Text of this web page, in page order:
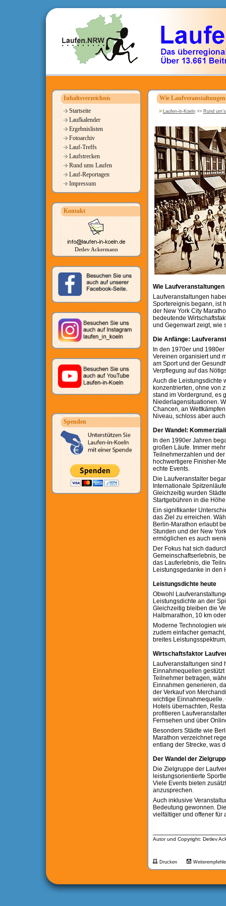
Inhaltsverzeichnis
Startseite
Laufkalender
Ergebnislisten
Fotoarchiv
Lauf-Treffs
Laufstrecken
Rund ums Laufen
Lauf-Reportagen
Impressum
Kontakt
Detlev Ackermann
Spenden
Wie
Laufen-in-Koeln>> Rund
Wie
Laufveranstaltungen
Sportereignis begann, ist
der New York City
bedeutende
und Gegenwart zeigt, wie
Die Anfänge:
In den 1970er und
Vereinen organisiert und
am Sport und der
Verpflegung auf das
Auch die Leistungsdichte
konzentrierten, ohne von
stand im Vordergrund, es
Niederlagensituationen.
Chancen, an
Niveau, schloss aber
Der Wandel:
In den 1990er Jahren
großen Läufe. Immer
Teilnehmerzahlen und
hochwertigere Finisher-
echte Events.
Die Laufveranstalter
Internationale
Gleichzeitig wurden
Startgebühren in die
Ein signifikanter
das Ziel zu erreichen.
Berlin-Marathon erlaubt
Stunden und der New
ermöglichen es auch
Der Fokus hat sich
Gemeinschaftserlebnis,
das Lauferlebnis, die
Leistungsgedanke in den
Leistungsdichte heute
Obwohl
Leistungsdichte an der
Gleichzeitig bleiben die
Halbmarathon, 10 km
Moderne Technologien
zudem einfacher
breites
Wirtschaftsfaktor
Laufveranstaltungen sind
Einnahmequellen
Teilnehmer betragen,
Einnahmen generieren,
der Verkauf von
wichtige Einnahmequelle.
Hotels übernachten,
profitieren
Fernsehen und über
Besonders Städte wie
Marathon verzeichnet
entlang der Strecke, was
Der Wandel der
Die Zielgruppe der
leistungsorientierte
Viele Events bieten
anzusprechen.
Auch inklusive
Bedeutung gewonnen.
vielfältiger und offener für
Autor und Copyright: Detlev
Drucken